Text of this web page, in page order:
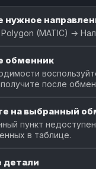
нужное
(MATIC) →
обменник
после
на выбранный
пункт
в таблице.
детали